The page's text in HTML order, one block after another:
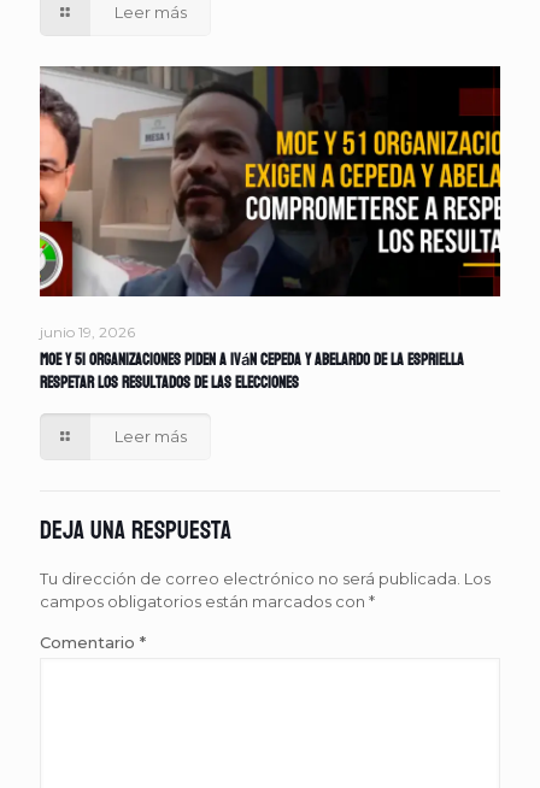
Leer más
junio 19, 2026
MOE y 51 organizaciones piden a Iván Cepeda y Abelardo de la Espriella
respetar los resultados de las elecciones
Leer más
Deja una respuesta
Tu dirección de correo electrónico no será publicada. Los
campos obligatorios están marcados con *
Comentario *